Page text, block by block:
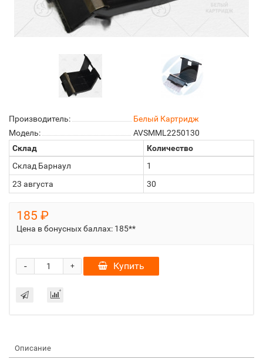
Производитель:
Белый Картридж
Модель:
AVSMML2250130
Склад
Количество
Склад Барнаул
1
23 августа
30
185 ₽
Цена в бонусных баллах: 185**
+
- Купить
Описание